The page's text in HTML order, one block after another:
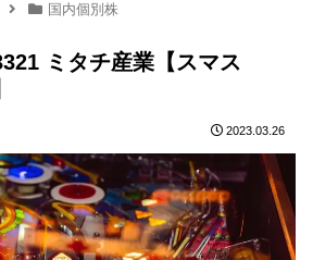
国内個別株
ミタチ産業【スマス
2023.03.26